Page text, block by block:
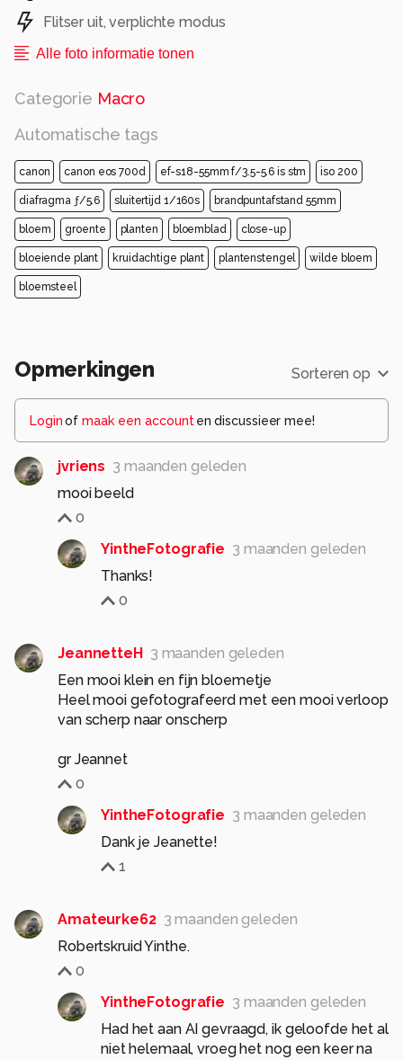
Flitser uit, verplichte modus
Alle foto informatie tonen
Categorie Macro
Automatische tags
canon canon eos 700d ef-s18-55mm f/3.5-5.6 is stm iso 200
diafragma ƒ/5.6 sluitertijd 1/160s brandpuntafstand 55mm
bloem groente planten bloemblad close-up
bloeiende plant kruidachtige plant plantenstengel wilde bloem
bloemsteel
Opmerkingen Sorteren op
Loginof maak een account en discussieer mee!
jvriens 3 maanden geleden
mooi beeld
0
YintheFotografie 3 maanden geleden
Thanks!
0
JeannetteH
3 maanden geleden
Een mooi klein en fijn bloemetje
Heel mooi gefotografeerd met een mooi verloop
van scherp naar onscherp
gr Jeannet
0
YintheFotografie 3 maanden geleden
Dank je Jeanette!
1
Amateurke62 3 maanden geleden
Robertskruid Yinthe.
0
YintheFotografie 3 maanden geleden
Had het aan AI gevraagd, ik geloofde het al
niet helemaal, vroeg het nog een keer na